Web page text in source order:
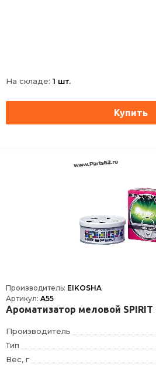
На складе: 1 шт.
Производитель: EIKOSHA
Артикул: A55
Ароматизатор меловой SPIRIT
Производитель
Тип
Вес, г